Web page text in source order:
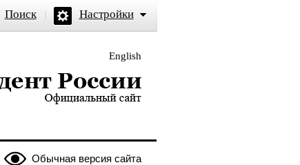
Поиск Настройки
English
официальный сайт
Обычная версия сайта